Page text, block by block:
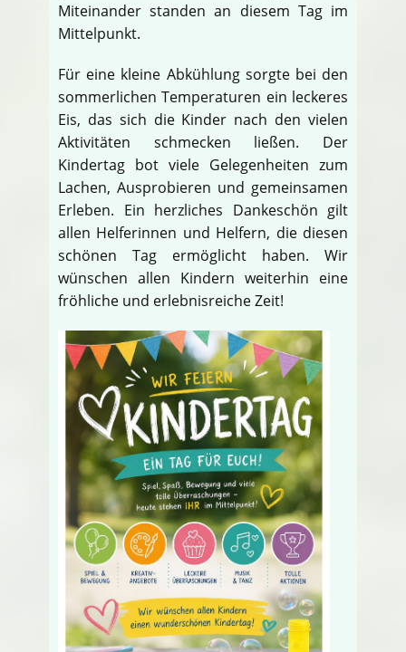
Miteinander standen an diesem Tag im
Mittelpunkt.
Für eine kleine Abkühlung sorgte bei den
sommerlichen Temperaturen ein leckeres
Eis, das sich die Kinder nach den vielen
Aktivitäten schmecken ließen. Der
Kindertag bot viele Gelegenheiten zum
Lachen, Ausprobieren und gemeinsamen
Erleben. Ein herzliches Dankeschön gilt
allen Helferinnen und Helfern, die diesen
schönen Tag ermöglicht haben. Wir
wünschen allen Kindern weiterhin eine
fröhliche und erlebnisreiche Zeit!